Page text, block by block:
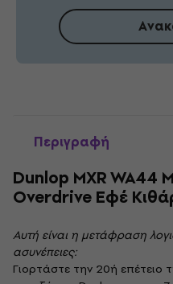
Περιγραφή
Dunlop MXR WA44
Overdrive Εφέ
Αυτή είναι η μετάφραση
ασυνέπειες:
Γιορτάστε την 20ή επέτειο